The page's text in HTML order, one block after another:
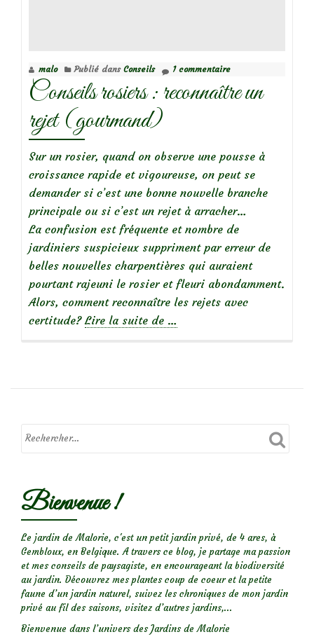
malo Publié dans Conseils 1 commentaire
Conseils rosiers : reconnaître un
rejet (gourmand)
Sur un rosier, quand on observe une pousse à
croissance rapide et vigoureuse, on peut se
demander si c’est une bonne nouvelle branche
principale ou si c’est un rejet à arracher…
La confusion est fréquente et nombre de
jardiniers suspicieux suppriment par erreur de
belles nouvelles charpentières qui auraient
pourtant rajeuni le rosier et fleuri abondamment.
Alors, comment reconnaître les rejets avec
certitude? Lire la suite de
:
un
…
Bienvenue !
Le jardin de Malorie, c'est un petit jardin privé, de 4 ares, à
Gembloux, en Belgique. A travers ce blog, je partage ma passion
et mes conseils de paysagiste, en encourageant la biodiversité
au jardin. Découvrez mes plantes coup de coeur et la petite
faune d’un jardin naturel, suivez les chroniques de mon jardin
privé au fil des saisons, visitez d’autres jardins,...
Bienvenue dans l’univers des Jardins de Malorie